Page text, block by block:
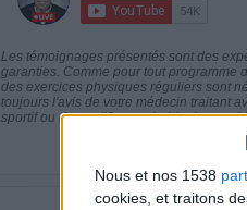
Nous et nos 1538
cookies, et traitons
Les témoignages présentés sont des
garanties. Comme pour tout programme
des exercices physiques réguliers sont
toujours l'avis de votre médecin traitant
sportif ou de modifier vos habitudes